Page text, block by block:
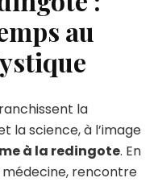
au
la
la science, à l’image
à la redingote. En
médecine, rencontre